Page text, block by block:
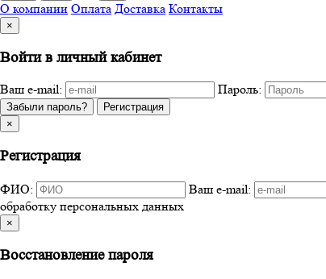
О компании Оплата Доставка Контакты
×
Войти в личный кабинет
Ваш e-mail: Пароль:
Забыли пароль?
Регистрация
×
Регистрация
ФИО: Ваш e-mail:
обработку персональных данных
×
Восстановление пароля